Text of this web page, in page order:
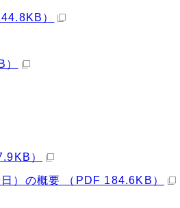
）
）
）の概要 （PDF 184.6KB）